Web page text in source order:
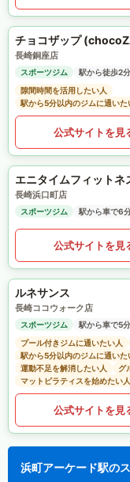
チョコザップ
長崎銅座店
スポーツジム
駅から徒歩2分
隙間時間を活用したい人
駅から5分以内のジムに通いた
公式サイトを見
エニタイムフィットネ
長崎浜口町店
スポーツジム 駅から車で6
公式サイトを見
ルネサンス
長崎ココウォーク店
スポーツジム
駅から車で5分
プール付きジムに通いたい人
駅から5分以内のジムに通いた
運動不足を解消したい人
グ
マットピラティスを始めたい人
公式サイトを見
浜町アーケード駅の